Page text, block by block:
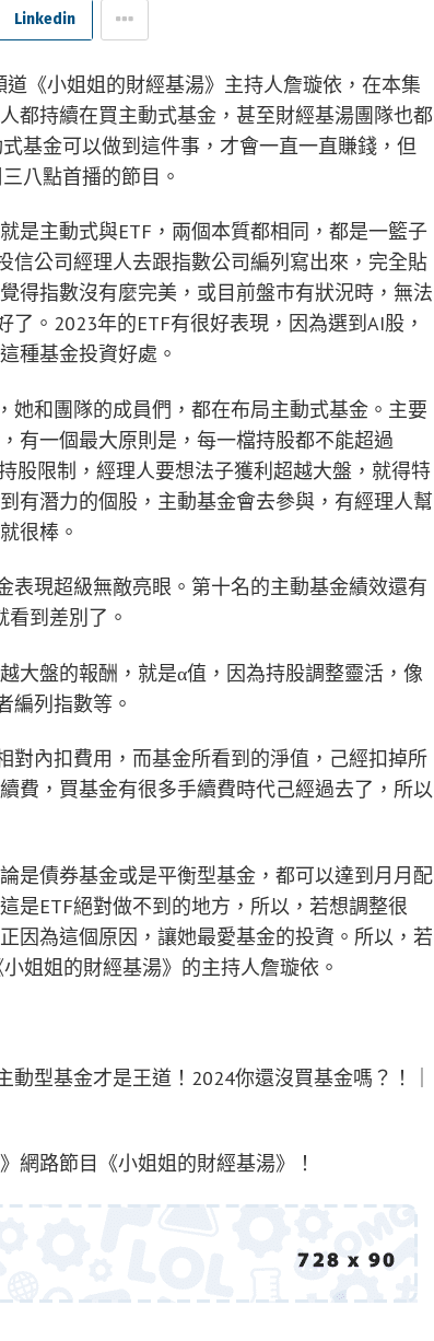
Linkedin
《小姐姐的財經基湯》主持人詹璇依，在本集
都持續在買主動式基金，甚至財經基湯團隊也都
基金可以做到這件事，才會一直一直賺錢，但
八點首播的節目。
是主動式與ETF，兩個本質都相同，都是一籃子
信公司經理人去跟指數公司編列寫出來，完全貼
得指數沒有麼完美，或目前盤巿有狀況時，無法
。2023年的ETF有很好表現，因為選到AI股，
種基金投資好處。
她和團隊的成員們，都在布局主動式基金。主要
有一個最大原則是，每一檔持股都不能超過
股限制，經理人要想法子獲利超越大盤，就得特
有潛力的個股，主動基金會去參與，有經理人幫
很棒。
表現超級無敵亮眼。第十名的主動基金績效還有
到差別了。
大盤的報酬，就是α值，因為持股調整靈活，像
編列指數等。
對內扣費用，而基金所看到的淨值，己經扣掉所
費，買基金有很多手續費時代己經過去了，所以
是債券基金或是平衡型基金，都可以達到月月配
是ETF絕對做不到的地方，所以，若想調整很
因為這個原因，讓她最愛基金的投資。所以，若
姐姐的財經基湯》的主持人詹璇依。
動型基金才是王道！2024你還沒買基金嗎？！｜
網路節目《小姐姐的財經基湯》！